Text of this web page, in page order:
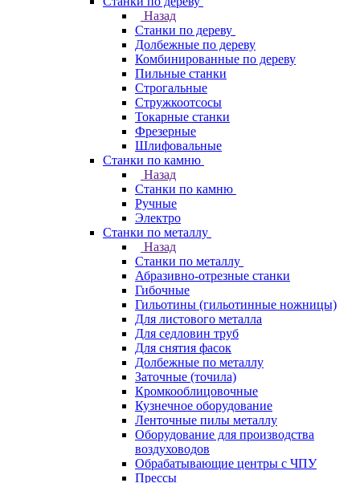
Назад
Станки по дереву
Долбежные по дереву
Комбинированные по дереву
Пильные станки
Строгальные
Стружкоотсосы
Токарные станки
Фрезерные
Шлифовальные
Станки по камню
Назад
Станки по камню
Ручные
Электро
Станки по металлу
Назад
Станки по металлу
Абразивно-отрезные станки
Гибочные
Гильотины (гильотинные ножницы)
Для листового металла
Для седловин труб
Для снятия фасок
Долбежные по металлу
Заточные (точила)
Кромкооблицовочные
Кузнечное оборудование
Ленточные пилы металлу
Оборудование для производства
воздуховодов
Обрабатывающие центры с ЧПУ
Прессы